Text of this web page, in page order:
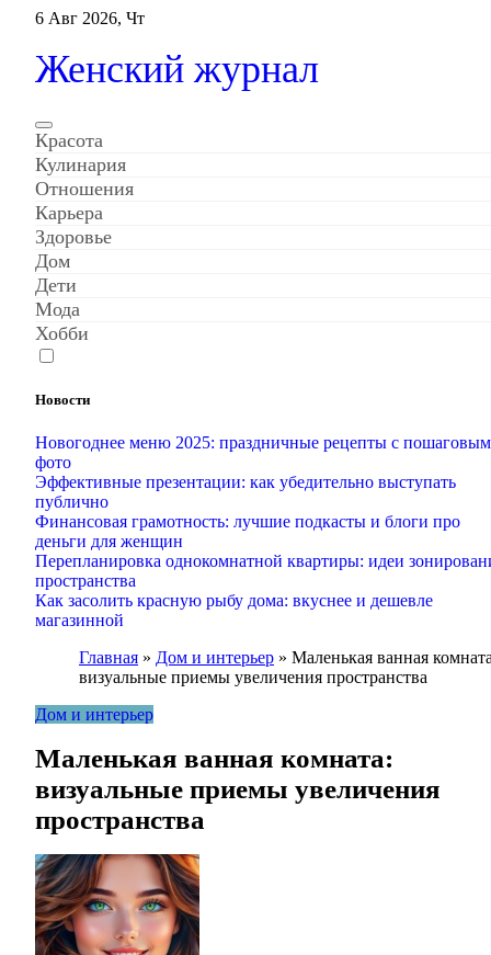
Перейти
содержанию
6 Авг 2026, Чт
Женский журнал
Красота
Кулинария
Отношения
Карьера
Здоровье
Дом
Дети
Мода
Хобби
Новости
Новогоднее меню 2025: праздничные рецепты с
фото
Эффективные презентации: как убедительно выступать
публично
Финансовая грамотность: лучшие подкасты и блоги про
деньги для женщин
Перепланировка однокомнатной квартиры: идеи
пространства
Как засолить красную рыбу дома: вкуснее и дешевле
магазинной
Главная » Дом и интерьер » Маленькая ванная
визуальные приемы увеличения пространства
Дом и интерьер
Маленькая ванная комната:
визуальные приемы увеличения
пространства